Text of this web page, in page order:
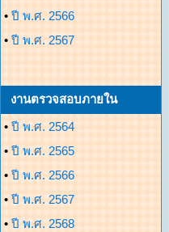
• ปี พ.ศ. 2566
• ปี พ.ศ. 2567
งานตรวจสอบภายใน
• ปี พ.ศ. 2564
• ปี พ.ศ. 2565
• ปี พ.ศ. 2566
• ปี พ.ศ. 2567
• ปี พ.ศ. 2568